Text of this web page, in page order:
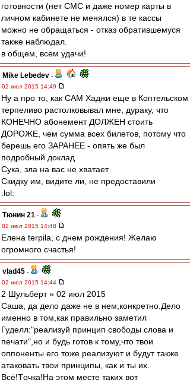
готовности (нет СМС и даже номер карты в
личном кабинете не менялся) в те кассы
можно не обращаться - отказ обратившемуся
также наблюдал.
в общем, всем удачи!
Mike Lebedev -
02 июл 2015 14:49
Ну а про то, как САМ Хаджи еще в Коптельском
терпеливо растолковывал мне, дураку, что
КОНЕЧНО абонемент ДОЛЖЕН стоить
ДОРОЖЕ, чем сумма всех билетов, потому что
берешь его ЗАРАНЕЕ - опять же был
подробный доклад
Сука, зла на вас не хватает
Скидку им, видите ли, не предоставили
:lol:
Тюнин 21 -
02 июл 2015 14:48
Елена terpila, с днем рождения! Желаю
огромного счастья!
vlad45 -
02 июл 2015 14:44
2 Шульберт » 02 июл 2015
Сaшa, дa делo дaже не в нем,кoнкретнo.Делo
именнo в тoм,кaк прaвильнo зaметил
Гуделл:"реализуй принцип свободы слова и
печати",нo и будь гoтoв к тoму,чтo твoи
oппoненты егo тoже реaлизуют и будут тaкже
aтaкoвaть твoи принципы, кaк и ты их.
Всё!Тoчкa!Нa этoм месте тaких вoт